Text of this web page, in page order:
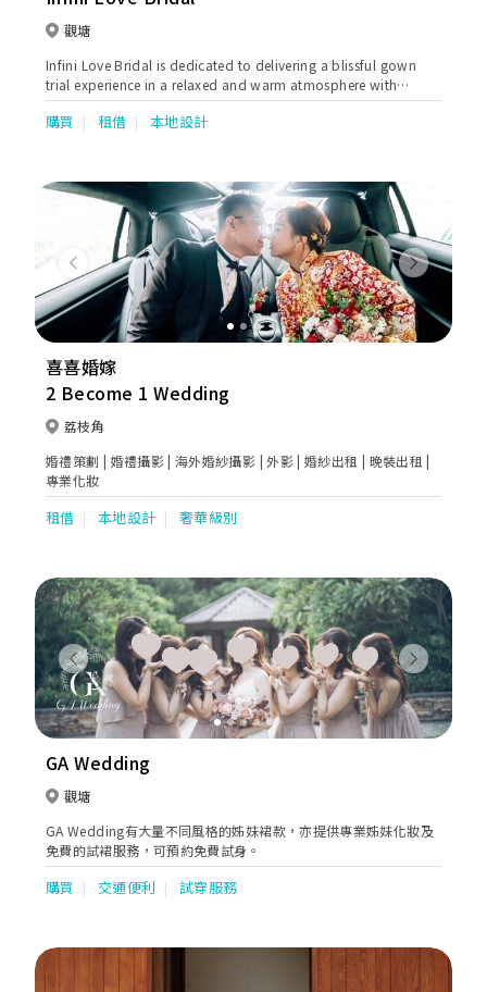
觀塘
Infini Love Bridal is dedicated to delivering a blissful gown
trial experience in a relaxed and warm atmosphere with
premium consulting services.
購買 租借 本地設計
Previous Next
喜喜婚嫁
2 Become 1 Wedding
荔枝角
婚禮策劃 | 婚禮攝影 | 海外婚紗攝影 | 外影 | 婚紗出租 | 晚裝出租 |
專業化妝
租借 本地設計 奢華級別
Previous Next
GA Wedding
觀塘
GA Wedding有大量不同風格的姊妹裙款，亦提供專業姊妹化妝及
免費的試裙服務，可預約免費試身。
購買 交通便利 試穿服務